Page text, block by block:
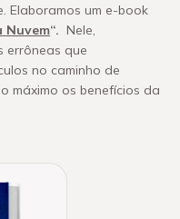
Elaboramos um e-book
Nuvem“. Nele,
errôneas que
no caminho de
máximo os benefícios da